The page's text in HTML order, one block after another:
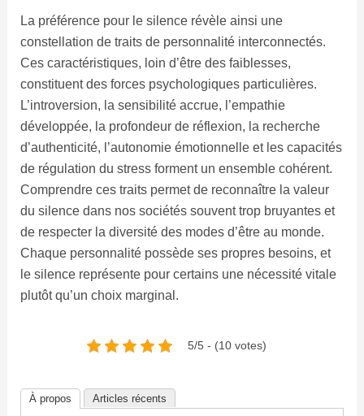
La préférence pour le silence révèle ainsi une
constellation de traits de personnalité interconnectés.
Ces caractéristiques, loin d’être des faiblesses,
constituent des forces psychologiques particulières.
L’introversion, la sensibilité accrue, l’empathie
développée, la profondeur de réflexion, la recherche
d’authenticité, l’autonomie émotionnelle et les capacités
de régulation du stress forment un ensemble cohérent.
Comprendre ces traits permet de reconnaître la valeur
du silence dans nos sociétés souvent trop bruyantes et
de respecter la diversité des modes d’être au monde.
Chaque personnalité possède ses propres besoins, et
le silence représente pour certains une nécessité vitale
plutôt qu’un choix marginal.
5/5 - (10 votes)
À propos Articles récents